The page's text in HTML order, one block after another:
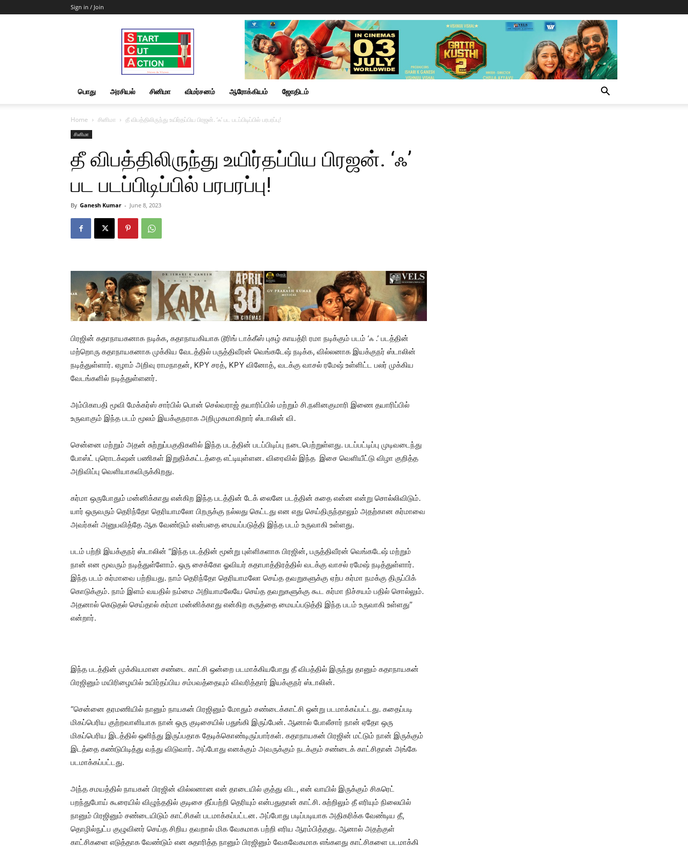
Sign in / Join
Start
Cut
Action
|
News
&
பொது அரசியல் சினிமா விமர்சனம் ஆரோக்கியம் ஜோதிடம்
Home சினிமா தீ விபத்திலிருந்து உயிர்தப்பிய பிரஜன். ‘ஃ’ பட படப்பிடிப்பில் பரபரப்பு!
சினிமா
தீ விபத்திலிருந்து உயிர்தப்பிய பிரஜன். ‘ஃ’
பட படப்பிடிப்பில் பரபரப்பு!
By Ganesh Kumar - June 8, 2023
பிரஜின் கதாநாயகனாக நடிக்க, கதாநாயகியாக டூரிங் டாக்கீஸ் புகழ் காயத்ரி ரமா நடிக்கும் படம் ‘ஃ .’ படத்தின்
மற்றொரு கதாநாயகனாக முக்கிய வேடத்தில் பருத்திவீரன் வெங்கடேஷ் நடிக்க, வில்லனாக இயக்குநர் ஸ்டாலின்
நடித்துள்ளார். ஏழாம் அறிவு ராமநாதன், KPY சரத், KPY வினோத், வடக்கு வாசல் ரமேஷ் உள்ளிட்ட பலர் முக்கிய
வேடங்களில் நடித்துள்ளனர்.
அம்பிகாபதி மூவி மேக்கர்ஸ் சார்பில் பொன் செல்வராஜ் தயாரிப்பில் மற்றும் சி.நளினகுமாரி இணை தயாரிப்பில்
உருவாகும் இந்த படம் மூலம் இயக்குநராக அறிமுகமாகிறார் ஸ்டாலின் வி.
சென்னை மற்றும் அதன் சுற்றுப்பகுதிகளில் இந்த படத்தின் படப்பிடிப்பு நடைபெற்றுள்ளது. படப்பட்டிப்பு முடிவடைந்து
போஸ்ட் புரொடக்‌ஷன் பணிகள் இறுதிக்கட்டத்தை எட்டியுள்ளன. விரைவில் இந்த இசை வெளியீட்டு விழா குறித்த
அறிவிப்பு வெளியாகவிருக்கிறது.
கர்மா ஒருபோதும் மன்னிக்காது என்கிற இந்த படத்தின் டேக் லைனே படத்தின் கதை என்ன என்று சொல்லிவிடும்.
யார் ஒருவரும் தெரிந்தோ தெரியாமலோ பிறருக்கு நல்லது கெட்டது என எது செய்திருந்தாலும் அதற்கான கர்மாவை
அவர்கள் அனுபவித்தே ஆக வேண்டும் என்பதை மையப்படுத்தி இந்த படம் உருவாகி உள்ளது.
படம் பற்றி இயக்குநர் ஸ்டாலின் “இந்த படத்தின் மூன்று புள்ளிகளாக பிரஜின், பருத்திவீரன் வெங்கடேஷ் மற்றும்
நான் என மூவரும் நடித்துள்ளோம். ஒரு சைக்கோ ஓவியர் கதாபாத்திரத்தில் வடக்கு வாசல் ரமேஷ் நடித்துள்ளார்.
இந்த படம் கர்மாவை பற்றியது. நாம் தெரிந்தோ தெரியாமலோ செய்த தவறுகளுக்கு ஏற்ப கர்மா நமக்கு திருப்பிக்
கொடுக்கும். நாம் இளம் வயதில் நம்மை அறியாமலேயே செய்த தவறுகளுக்கு கூட கர்மா நிச்சயம் பதில் சொல்லும்.
அதனால் கெடுதல் செய்தால் கர்மா மன்னிக்காது என்கிற கருத்தை மையப்படுத்தி இந்த படம் உருவாகி உள்ளது”
என்றார்.
இந்த படத்தின் முக்கியமான சண்டை காட்சி ஒன்றை படமாக்கியபோது தீ விபத்தில் இருந்து தானும் கதாநாயகன்
பிரஜினும் மயிரிழையில் உயிர்தப்பிய சம்பவத்தையும் விவரித்தார் இயக்குநர் ஸ்டாலின்.
“சென்னை தரமணியில் நானும் நாயகன் பிரஜினும் மோதும் சண்டைக்காட்சி ஒன்று படமாக்கப்பட்டது. கதைப்படி
மிகப்பெரிய குற்றவாளியாக நான் ஒரு குடிசையில் பதுங்கி இருப்பேன். ஆனால் போலீசார் நான் ஏதோ ஒரு
மிகப்பெரிய இடத்தில் ஒளிந்து இருப்பதாக தேடிக்கொண்டிருப்பார்கள். கதாநாயகன் பிரஜின் மட்டும் நான் இருக்கும்
இடத்தை கண்டுபிடித்து வந்து விடுவார். அப்போது எனக்கும் அவருக்கும் நடக்கும் சண்டைக் காட்சிதான் அங்கே
படமாக்கப்பட்டது.
அந்த சமயத்தில் நாயகன் பிரஜின் வில்லனான என் தாடையில் குத்து விட, என் வாயில் இருக்கும் சிகரெட்
பறந்துபோய் கூரையில் விழுந்ததில் குடிசை தீப்பற்றி தெரியும் என்பதுதான் காட்சி. சுற்றிலும் தீ எரியும் நிலையில்
நானும் பிரஜினும் சண்டையிடும் காட்சிகள் படமாக்கப்பட்டன. அப்போது படிப்படியாக அதிகரிக்க வேண்டிய தீ,
தொழில்நுட்ப குழுவினர் செய்த சிறிய தவறால் மிக வேகமாக பற்றி எரிய ஆரம்பித்தது. ஆனால் அதற்குள்
காட்சிகளை எடுத்தாக வேண்டும் என சுதாரித்த நானும் பிரஜினும் வேகவேகமாக எங்களது காட்சிகளை படமாக்கி